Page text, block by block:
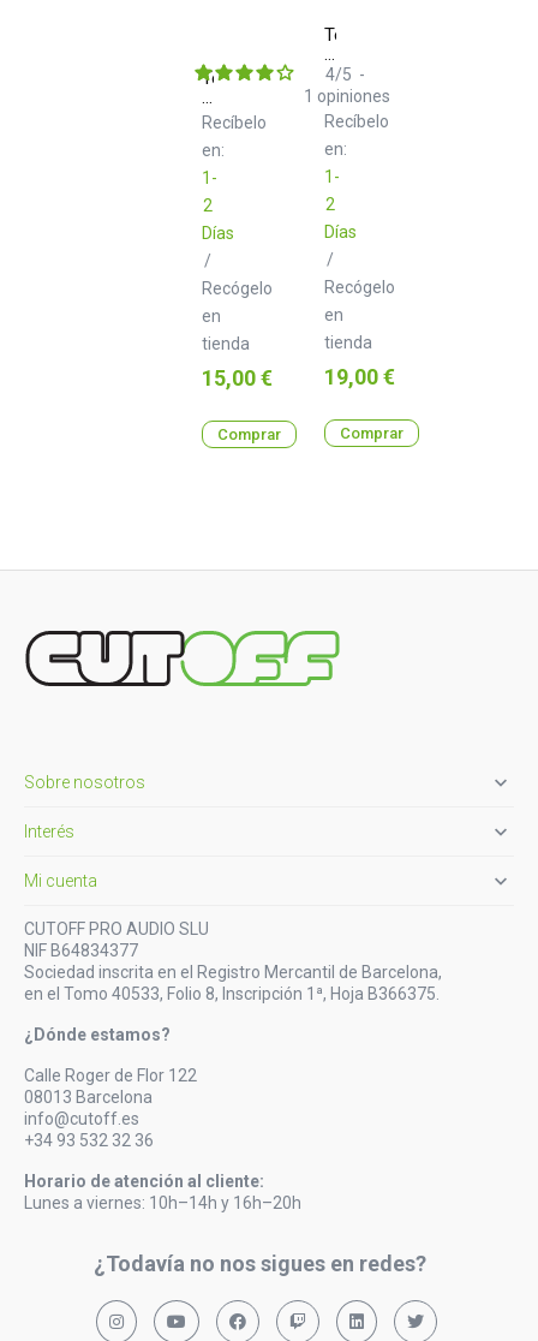
Teenage
Field
Audio
Cable
3.5
to
2
x
RCA
1200
mm
Recíbelo
en:
1-
2
Días
/
Recógelo
en
tienda
Precio
15,00 €
Comprar
Teenage
Field
Textile
USB
C
to
C
Cable
Recíbelo
en:
1-
2
Días
/
Recógelo
en
tienda
4/5 -
1 opiniones
Precio
19,00 €
Comprar
Sobre nosotros 
Interés 
Mi cuenta 
CUTOFF PRO AUDIO SLU
NIF B64834377
Sociedad inscrita en el Registro Mercantil de Barcelona,
en el Tomo 40533, Folio 8, Inscripción 1ª, Hoja B366375.
¿Dónde estamos?
Calle Roger de Flor 122
08013 Barcelona
info@cutoff.es
+34 93 532 32 36
Horario de atención al cliente:
Lunes a viernes: 10h–14h y 16h–20h
¿Todavía no nos sigues en redes?